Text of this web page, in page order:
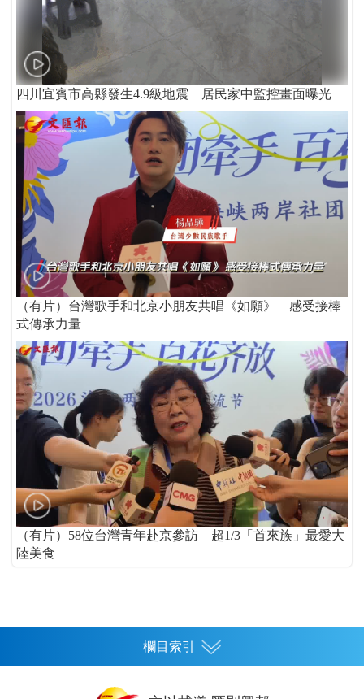
四川宜賓市高縣發生4.9級地震 居民家中監控畫面曝光
（有片）台灣歌手和北京小朋友共唱《如願》 感受接棒
式傳承力量
（有片）58位台灣青年赴京參訪 超1/3「首來族」最愛大
陸美食
欄目索引